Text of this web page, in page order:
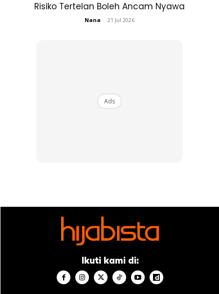
. Campurkan jus timun dan gel aloe vera dan kacau
selama 30 minit.
Anda mungkin berminat dengan
Risiko Tertelan Boleh Ancam Nyawa
Nana - 21 Jul 2026
Ads
Ikuti kami di: